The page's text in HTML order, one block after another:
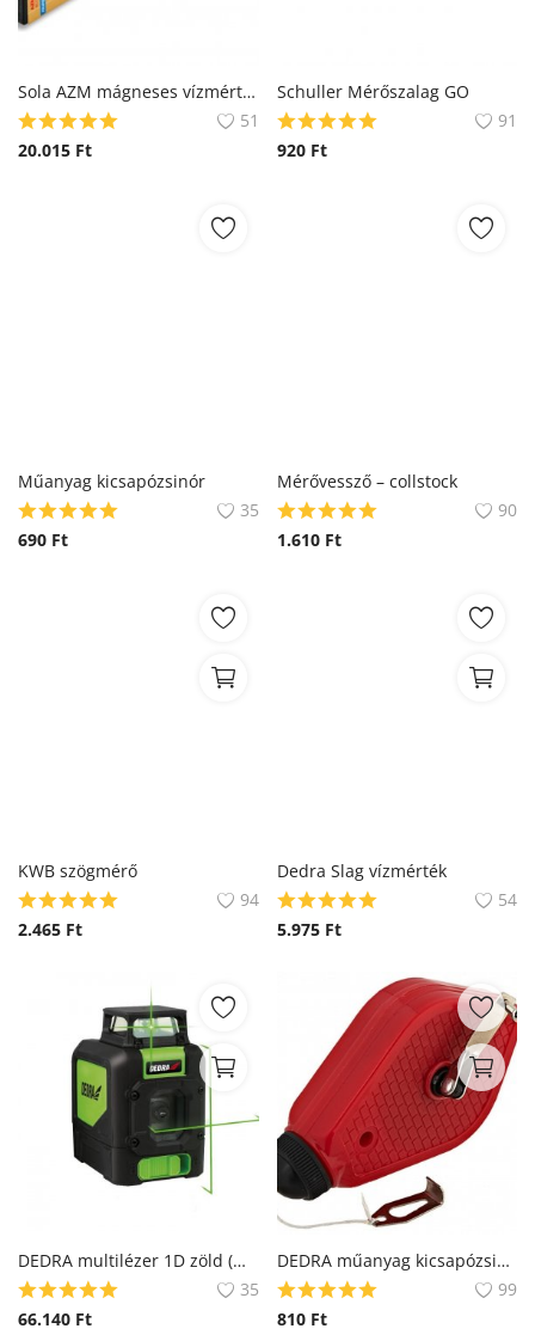
Sola AZM mágneses vízmérték
51
20.015 Ft
Schuller Mérőszalag GO
91
920 Ft
Műanyag kicsapózsinór
35
690 Ft
Mérővessző – collstock
90
1.610 Ft
KWB szögmérő
94
2.465 Ft
Dedra Slag vízmérték
54
5.975 Ft
DEDRA multilézer 1D zöld (MC0905)
35
66.140 Ft
DEDRA műanyag kicsapózsinór
99
810 Ft